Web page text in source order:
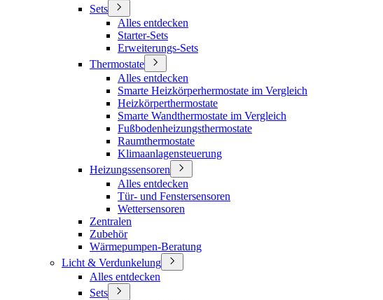
Sets
Alles entdecken
Starter-Sets
Erweiterungs-Sets
Thermostate
Alles entdecken
Smarte Heizkörperhermostate im Vergleich
Heizkörperthermostate
Smarte Wandthermostate im Vergleich
Fußbodenheizungsthermostate
Raumthermostate
Klimaanlagensteuerung
Heizungssensoren
Alles entdecken
Tür- und Fenstersensoren
Wettersensoren
Zentralen
Zubehör
Wärmepumpen-Beratung
Licht & Verdunkelung
Alles entdecken
Sets